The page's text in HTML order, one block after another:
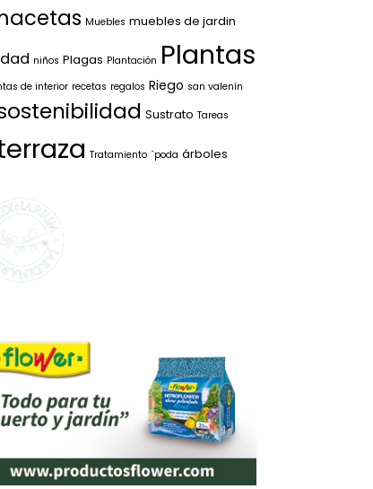
Muebles muebles de jardin
niños Plagas Plantación Plantas
de interior recetas regalos Riego san valenín
Sustrato Tareas
Tratamiento `poda árboles